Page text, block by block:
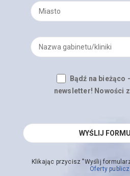
Bądź na bieżąco
newsletter! Nowości
Klikając przycisz "Wyślij
Oferty